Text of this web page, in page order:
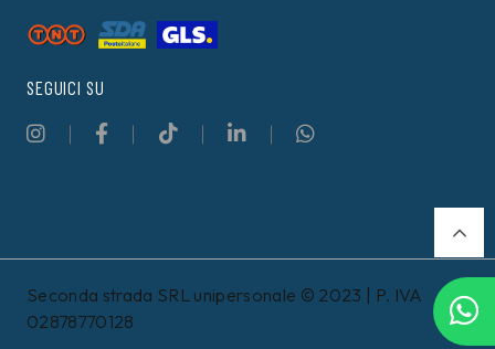
SEGUICI SU
Seconda strada SRL unipersonale © 2023 | P. IVA
02878770128